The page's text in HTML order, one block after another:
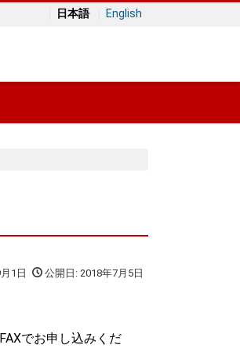
日本語 English
1日 公開日: 2018年7月5日
でお申し込みくだ